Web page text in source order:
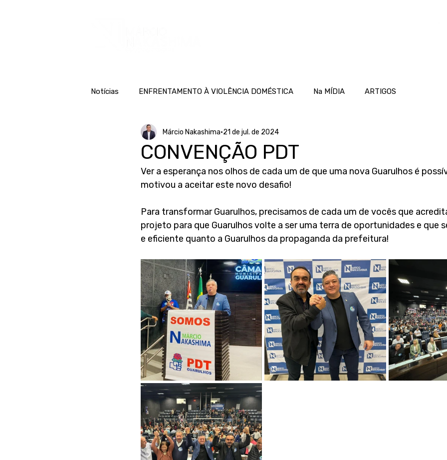
Notícias ENFRENTAMENTO À VIOLÊNCIA DOMÉSTICA Na MÍDIA ARTIGOS
CONVENÇÃO PDT
Márcio Nakashima 21 de jul. de 2024
Ver a esperança nos olhos de cada um de que uma nova Guarulhos é
motivou a aceitar este novo desafio!
Para transformar Guarulhos, precisamos de cada um de vocês que
projeto para que Guarulhos volte a ser uma terra de oportunidades e que
e eficiente quanto a Guarulhos da propaganda da prefeitura!